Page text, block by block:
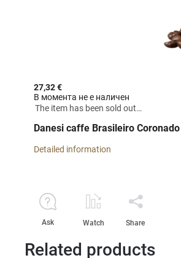
27,32 €
В момента не е наличен
The item has been sold out…
Danesi caffe Brasileiro
Detailed information
Ask Watch Share
Related products